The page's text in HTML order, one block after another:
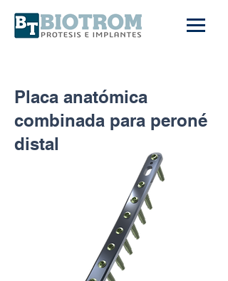
Placa anatómica
combinada para peroné
distal